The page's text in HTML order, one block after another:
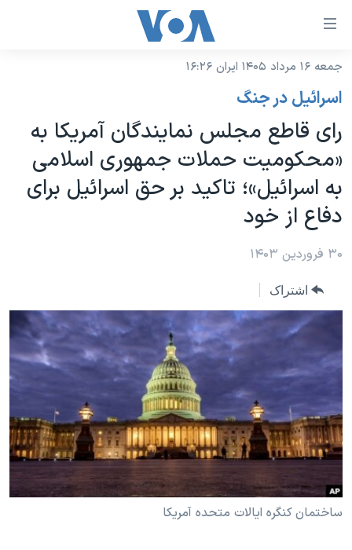
لینکهای
دسترسی
جهش
محتوای
اصلی
جهش
صفحه
جهش
جستجو
نسخه سبک وب‌سایت
موضوع ها
ایران
آمریکا
جهان
ورزشی
گزیده‌ها
ویژه برنامه‌ها
ویدیوها
فرهنگ و زندگی
اقتصادی
علم و فناوری
اسرائیل در جنگ
گالری عکس
برنامه های تلویزیونی
جدول برنامه ها
صفحه‌های ویژه
جام جهانی ۲۰۲۶
عملیات خشم حماسی
۲۵۰سالگی آمریکا
بایگانی برنامه‌های تلویزیونی
مستندها
انتخابات ریاست جمهوری آمریکا ۲۰۲۴
حمله جمهوری اسلامی به اسرائیل
رمز مهسا
ورزش زنان در ایران
اعتراضات زن، زندگی، آزادی
فرکانس‌های صدای آمریکا
پخش رادیویی
یادگیری زبان انگلیسی
دنبال کنید
زبانهای مختلف
جمعه ۱۶ مرداد ۱۴۰۵ ایران ۱۶:۲۶
اسرائیل در جنگ
رای قاطع مجلس نمایندگان آمریکا به
«محکومیت حملات جمهوری اسلامی
به اسرائیل»؛ تاکید بر حق اسرائیل برای
دفاع از خود
۳۰ فروردین ۱۴۰۳
اشتراک
ساختمان کنگره ایالات متحده آمریکا